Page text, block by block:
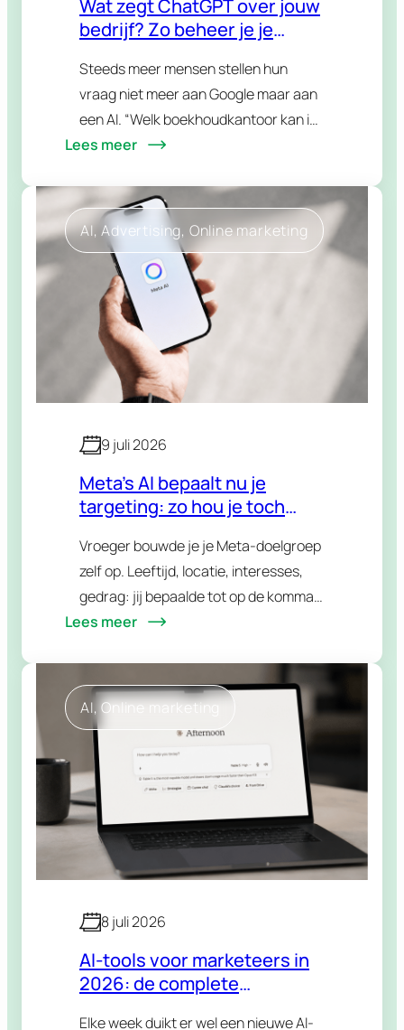
Wat zegt ChatGPT over jouw
bedrijf? Zo beheer je je
Steeds meer mensen stellen hun
vraag niet meer aan Google maar aan
een AI. “Welk boekhoudkantoor kan ik
aanraden in mijn regio?” “Is dat merk
alternatieven voor…
Lees meer
AI, Advertising, Online marketing
9 juli 2026
Meta’s AI bepaalt nu je
targeting: zo hou je toch
Vroeger bouwde je je Meta-doelgroep
zelf op. Leeftijd, locatie, interesses,
gedrag: jij bepaalde tot op de komma
wie je advertentie te zien kreeg. In
Lees meer
AI, Online marketing
8 juli 2026
AI-tools voor marketeers in
2026: de complete
Elke week duikt er wel een nieuwe AI-